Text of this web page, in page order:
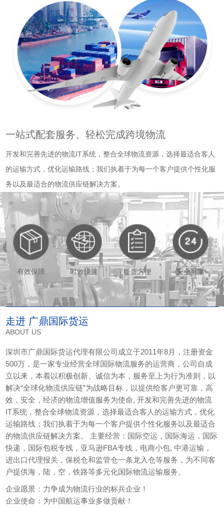
一站式配套服务、轻松完成跨境物流
开发和完善先进的物流IT系统，整合全球物流资源，选择最适合客人
的运输方式，优化运输路线；我们执着于为每一个客户提供个性化服
务以及最适合的物流供应链解决方案。
有效保障 时效快速 提货方便 安全可靠
走进 广鼎国际货运
ABOUT US
深圳市广鼎国际货运代理有限公司成立于2011年8月，注册资金
500万，是一家专业经营全球国际物流服务的运营商，公司自成
立以来，本着以积极创新、诚信为本，服务至上为行为准则，以
解决“全球化物流供应链”为战略目标，以提供给客户更可靠，高
效，安全，经济的物流增值服务为使命, 开发和完善先进的物流
IT系统，整合全球物流资源，选择最适合客人的运输方式，优化
运输路线；我们执着于为每一个客户提供个性化服务以及最适合
的物流供应链解决方案。 主要经营：国际空运，国际海运，国际
快递，国际包税专线，亚马逊FBA专线，电商小包, 中港运输，
进出口代理报关，保税仓和监管仓一条龙入仓等服务，为不同客
户提供海，陆，空，铁路等多元化国际物流运输服务。
企业愿景：力争成为物流行业的标兵企业！
企业使命：为中国航运事业多做贡献！